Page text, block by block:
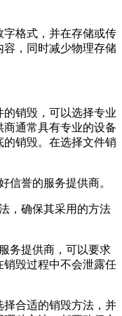
字格式，并在存储或传
，同时减少物理存储
销毁，可以选择专业
通常具有专业的设备
销毁。在选择文件销
信誉的服务提供商。
，确保其采用的方法
务提供商，可以要求
毁过程中不会泄露任
合适的销毁方法，并